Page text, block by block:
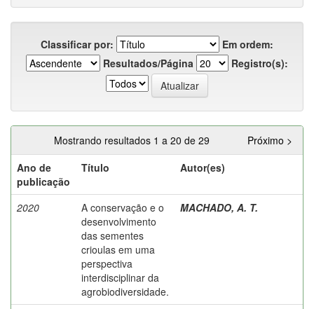
Classificar por:
Em ordem:
Resultados/Página
Registro(s):
Mostrando resultados 1 a 20 de 29
Próximo >
Ano de
publicação
Título Autor(es)
2020
A conservação e o
desenvolvimento
das sementes
crioulas em uma
perspectiva
interdisciplinar da
agrobiodiversidade.
MACHADO, A. T.